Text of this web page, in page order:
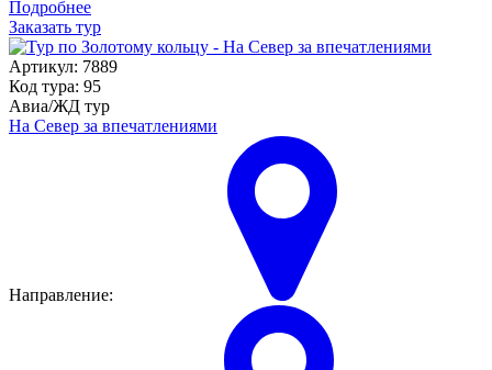
Подробнее
Заказать тур
Артикул: 7889
Код тура: 95
Авиа/ЖД тур
На Север за впечатлениями
Направление: